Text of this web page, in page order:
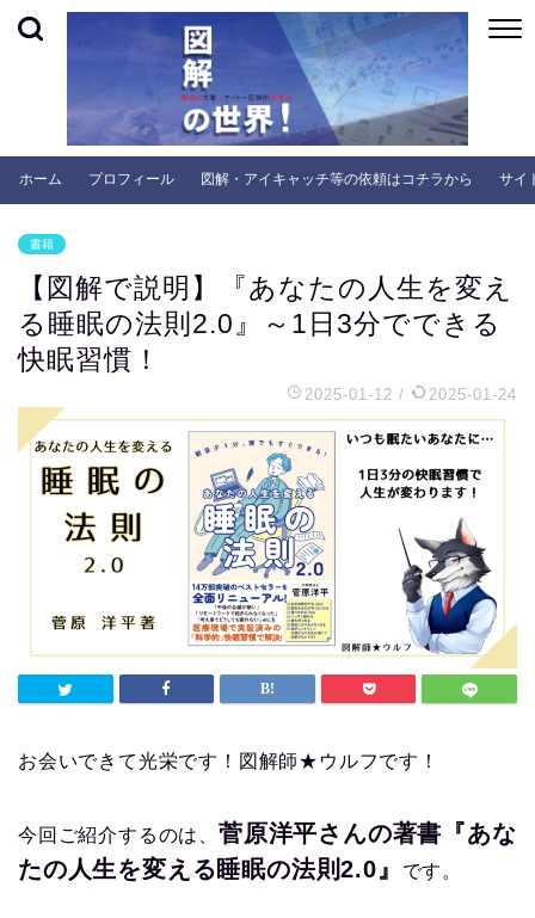
ホーム プロフィール 図解・アイキャッチ等の依頼はコチラから サイ
書籍
【図解で説明】『あなたの人生を変え
る睡眠の法則2.0』～1日3分でできる
快眠習慣！
2025-01-12 / 2025-01-24
お会いできて光栄です！図解師★ウルフです！
今回ご紹介するのは、 菅原洋平さんの著書『あな
たの人生を変える睡眠の法則2.0』
です。